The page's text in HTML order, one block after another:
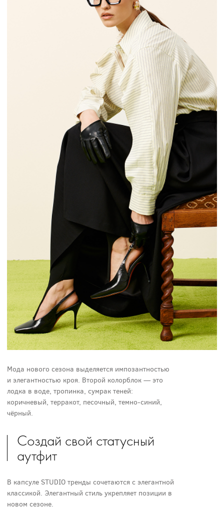
Мода нового сезона выделяется импозантностью
и элегантностью кроя. Второй колорблок — это
лодка в воде, тропинка, сумрак теней:
коричневый, терракот, песочный, темно-синий,
чёрный.
Создай свой статусный
аутфит
В капсуле STUDIO тренды сочетаются с элегантной
классикой. Элегантный стиль укрепляет позиции в
новом сезоне.